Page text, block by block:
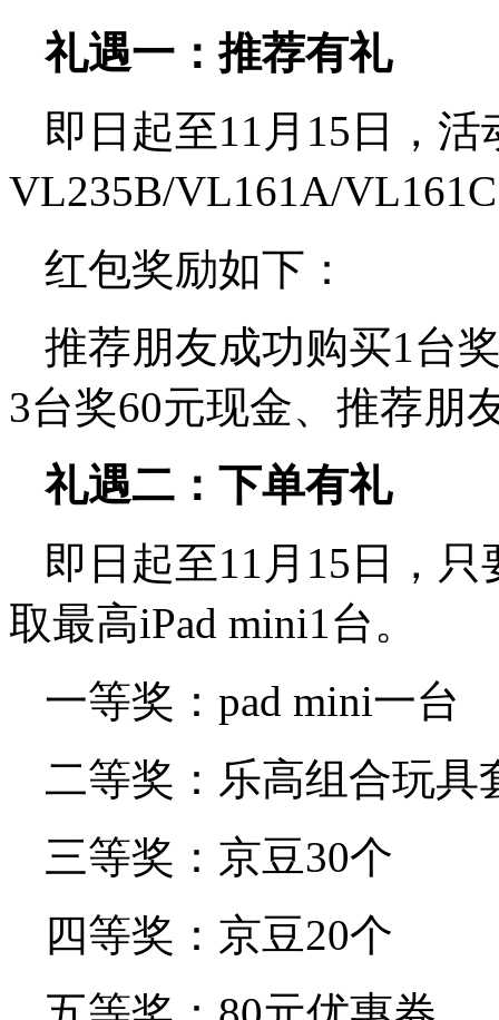
礼遇一：推荐有礼
即日起至11月15日，
VL235B/VL161A/
红包奖励如下：
推荐朋友成功购买1台
3台奖60元现金、推荐朋
礼遇二：下单有礼
即日起至11月15日，
取最高iPad mini1台。
一等奖：pad mini一台
二等奖：乐高组合玩具
三等奖：京豆30个
四等奖：京豆20个